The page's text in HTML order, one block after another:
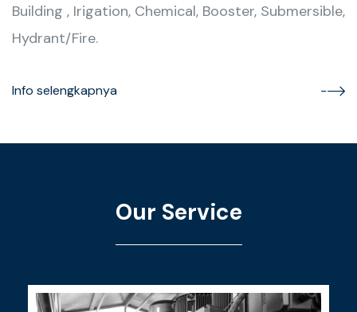
Building , Irigation, Chemical, Booster, Submersible,
Hydrant/Fire.
Info selengkapnya
Our Service